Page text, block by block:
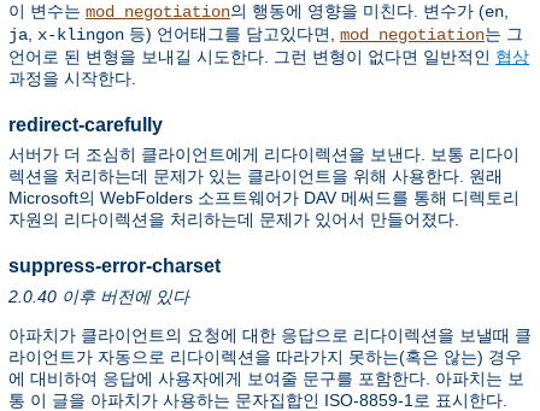
이 변수는 mod_negotiation의 행동에 영향을 미친다. 변수가 (en,
ja, x-klingon 등) 언어태그를 담고있다면, mod_negotiation는 그
언어로 된 변형을 보내길 시도한다. 그런 변형이 없다면 일반적인 협상
과정을 시작한다.
redirect-carefully
서버가 더 조심히 클라이언트에게 리다이렉션을 보낸다. 보통 리다이
렉션을 처리하는데 문제가 있는 클라이언트을 위해 사용한다. 원래
Microsoft의 WebFolders 소프트웨어가 DAV 메써드를 통해 디렉토리
자원의 리다이렉션을 처리하는데 문제가 있어서 만들어졌다.
suppress-error-charset
2.0.40 이후 버전에 있다
아파치가 클라이언트의 요청에 대한 응답으로 리다이렉션을 보낼때 클
라이언트가 자동으로 리다이렉션을 따라가지 못하는(혹은 않는) 경우
에 대비하여 응답에 사용자에게 보여줄 문구를 포함한다. 아파치는 보
통 이 글을 아파치가 사용하는 문자집합인 ISO-8859-1로 표시한다.